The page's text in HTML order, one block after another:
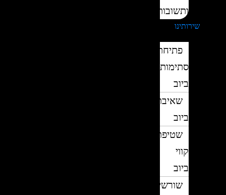
ותשובות
שירותינו
פתיחת
סתימות
ביוב
שאיבת
ביוב
שטיפת
קווי
ביוב
שורשים